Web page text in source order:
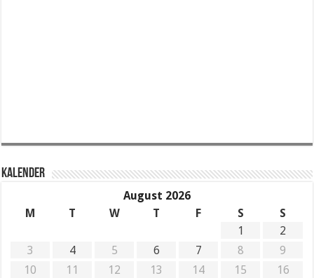
KALENDER
August 2026
M
T W T F S
S
1
2
3
4 5 6 7 8
9
10
11 12 13 14 15
16